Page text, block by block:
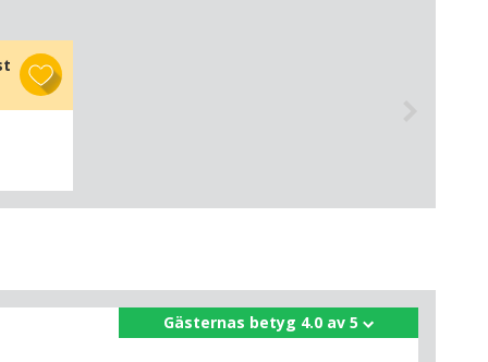
Gästernas betyg 4.0 av 5